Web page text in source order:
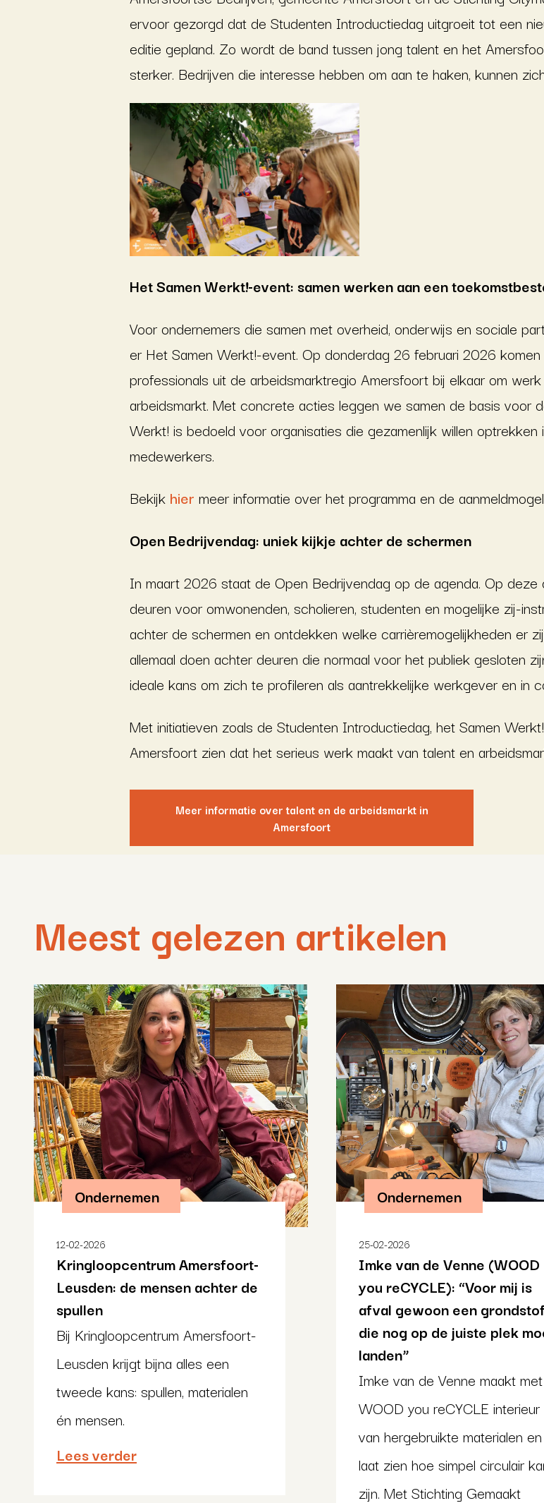
ervoor gezorgd dat de Studenten Introductiedag uitgroeit tot een
editie gepland. Zo wordt de band tussen jong talent en het
sterker. Bedrijven die interesse hebben om aan te haken, kunnen
Het Samen Werkt!-event: samen werken aan een
Voor ondernemers die samen met overheid, onderwijs en sociale
er Het Samen Werkt!-event. Op donderdag 26 februari 2026
professionals uit de arbeidsmarktregio Amersfoort bij elkaar om
arbeidsmarkt. Met concrete acties leggen we samen de basis voor
Werkt! is bedoeld voor organisaties die gezamenlijk willen
medewerkers.
Bekijk hier meer informatie over het programma en de
Open Bedrijvendag: uniek kijkje achter de schermen
In maart 2026 staat de Open Bedrijvendag op de agenda. Op
deuren voor omwonenden, scholieren, studenten en mogelijke zij-
achter de schermen en ontdekken welke carrièremogelijkheden er
allemaal doen achter deuren die normaal voor het publiek gesloten
ideale kans om zich te profileren als aantrekkelijke werkgever en in
Met initiatieven zoals de Studenten Introductiedag, het Samen
Amersfoort zien dat het serieus werk maakt van talent en
Meer informatie over talent en de arbeidsmarkt in
Amersfoort
Meest gelezen artikelen
Ondernemen
12-02-2026
Kringloopcentrum Amersfoort-
Leusden: de mensen achter de
spullen
Bij Kringloopcentrum Amersfoort-
Leusden krijgt bijna alles een
tweede kans: spullen, materialen
én mensen.
Lees verder
Ondernemen
25-02-2026
Imke van de Venne (WOOD
you reCYCLE): “Voor mij is
afval gewoon een grondstof
die nog op de juiste plek
landen”
Imke van de Venne maakt met
WOOD you reCYCLE interieur
van hergebruikte materialen en
laat zien hoe simpel circulair
zijn. Met Stichting Gemaakt